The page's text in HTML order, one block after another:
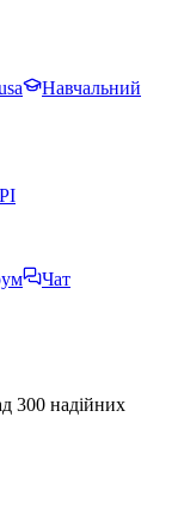
Навчальний
Чат
300 надійних